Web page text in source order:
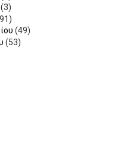
(3)
(49)
(53)